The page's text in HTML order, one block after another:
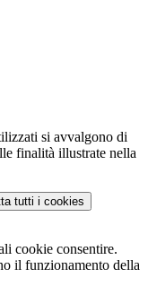
si avvalgono di
finalità illustrate nella
tutti i cookies
cookie consentire.
il funzionamento della